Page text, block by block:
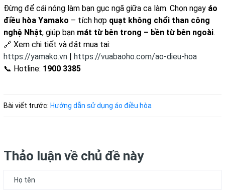
Đừng để cái nóng làm bạn gục ngã giữa ca làm. Chọn ngay áo
điều hòa Yamako – tích hợp quạt không chổi than công
nghệ Nhật, giúp bạn mát từ bên trong – bền từ bên ngoài.
🔗 Xem chi tiết và đặt mua tại:
https://yamako.vn | https://vuabaoho.com/ao-dieu-hoa
📞 Hotline: 1900 3385
Bài viết trước: Hướng dẫn sử dụng áo điều hòa
Thảo luận về chủ đề này